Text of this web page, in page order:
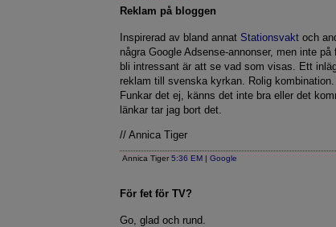
Reklam på bloggen
Inspirerad av bland annat Stationsvakt och
några Google Adsense-annonser, men inte
bli intressant är att se vad som visas. Ett
reklam till svenska kyrkan. Rolig
Funkar det ej, känns det inte bra eller det
länkar tar jag bort det.
// Annica Tiger
Annica Tiger5:36 EM |Google
För fet för TV?
Go, glad och rund.